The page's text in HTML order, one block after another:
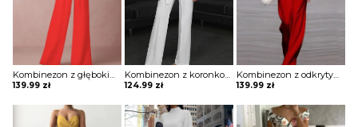
Kombinezon z głębokim dekoltem w kształcie litery V i roszerzanymi spodniami
139.99 zł
Kombinezon z koronkową górą i ozdobnym paskiem
124.99 zł
Kombinezon z odkrytym ramieniem i luźnym dołem
139.99 zł